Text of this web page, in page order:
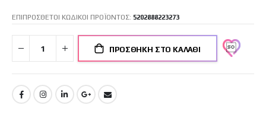
ΕΠΙΠΡΟΣΘΕΤΟΙ ΚΩΔΙΚΟΙ ΠΡΟΪΟΝΤΟΣ: 5202888223273
ΠΡΟΣΘΉΚΗ ΣΤΟ ΚΑΛΆΘΙ